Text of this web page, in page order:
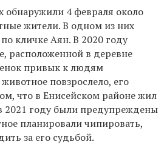
4 февраля около
жители. В одном из них
кличке Аян. В 2020 году
расположенной в деревне
привык к людям
повзрослело, его
что в Енисейском районе жил
2021 году были предупреждены
планировали чипировать,
за его судьбой.